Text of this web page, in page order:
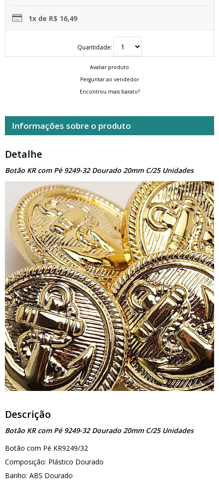
1x de R$ 16,49
Quantidade:
Avaliar produto
Perguntar ao vendedor
Encontrou mais barato?
Informações sobre o produto
Detalhe
Botão KR com Pé 9249-32 Dourado 20mm C/25 Unidades
Descrição
Botão KR com Pé 9249-32 Dourado 20mm C/25 Unidades
Botão com Pé KR9249/32
Composição: Plástico Dourado
Banho: ABS Dourado